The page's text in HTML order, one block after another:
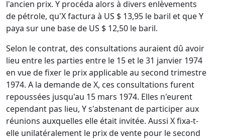
l'ancien prix. Y procéda alors à divers enlèvements
de pétrole, qu'X factura à US $ 13,95 le baril et que Y
paya sur une base de US $ 12,50 le baril.
Selon le contrat, des consultations auraient dû avoir
lieu entre les parties entre le 15 et le 31 janvier 1974
en vue de fixer le prix applicable au second trimestre
1974. A la demande de X, ces consultations furent
repoussées jusqu'au 15 mars 1974. Elles n'eurent
cependant pas lieu, Y s'abstenant de participer aux
réunions auxquelles elle était invitée. Aussi X fixa-t-
elle unilatéralement le prix de vente pour le second